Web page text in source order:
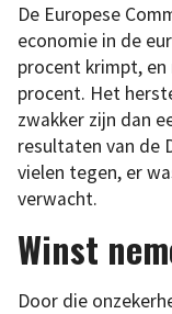
De Europese
economie in de
procent krimpt,
procent. Het
zwakker zijn dan
resultaten van de
vielen tegen, er
verwacht.
Winst
Door die